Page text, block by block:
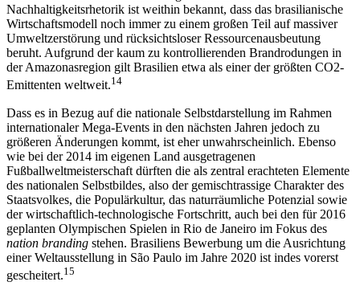
Nachhaltigkeitsrhetorik ist weithin bekannt, dass das brasilianische
Wirtschaftsmodell noch immer zu einem großen Teil auf massiver
Umweltzerstörung und rücksichtsloser Ressourcenausbeutung
beruht. Aufgrund der kaum zu kontrollierenden Brandrodungen in
der Amazonasregion gilt Brasilien etwa als einer der größten CO2-
Emittenten weltweit.14
Dass es in Bezug auf die nationale Selbstdarstellung im Rahmen
internationaler Mega-Events in den nächsten Jahren jedoch zu
größeren Änderungen kommt, ist eher unwahrscheinlich. Ebenso
wie bei der 2014 im eigenen Land ausgetragenen
Fußballweltmeisterschaft dürften die als zentral erachteten Elemente
des nationalen Selbstbildes, also der gemischtrassige Charakter des
Staatsvolkes, die Populärkultur, das naturräumliche Potenzial sowie
der wirtschaftlich-technologische Fortschritt, auch bei den für 2016
geplanten Olympischen Spielen in Rio de Janeiro im Fokus des
nation branding stehen. Brasiliens Bewerbung um die Ausrichtung
einer Weltausstellung in São Paulo im Jahre 2020 ist indes vorerst
gescheitert.15